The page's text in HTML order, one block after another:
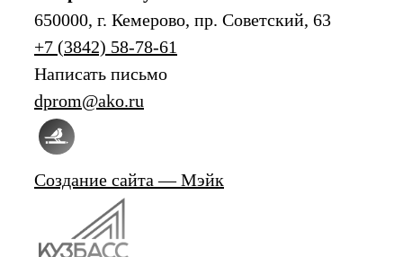
650000, г. Кемерово, пр. Советский, 63
+7 (3842) 58-78-61
Написать письмо
dprom@ako.ru
Создание сайта — Мэйк